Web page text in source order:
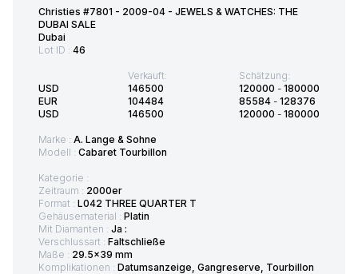
Christies #7801 - 2009-04 - JEWELS & WATCHES: THE
DUBAI SALE
Dubai
Lot ID : 46
USD
EUR
USD
Verkauft:
146500
104484
146500
Schätzung:
120000 - 180000
85584 - 128376
120000 - 180000
Marke : A. Lange & Sohne
Modell : Cabaret Tourbillon
Kategorie :
Zeitraum : 2000er
Format : L042 THREE QUARTER T
Gehäusematerial : Platin
Mit Diamanten : Ja :
Verschlussart : Faltschließe
Maße : 29.5x39 mm
Komplikationen : Datumsanzeige, Gangreserve, Tourbillon